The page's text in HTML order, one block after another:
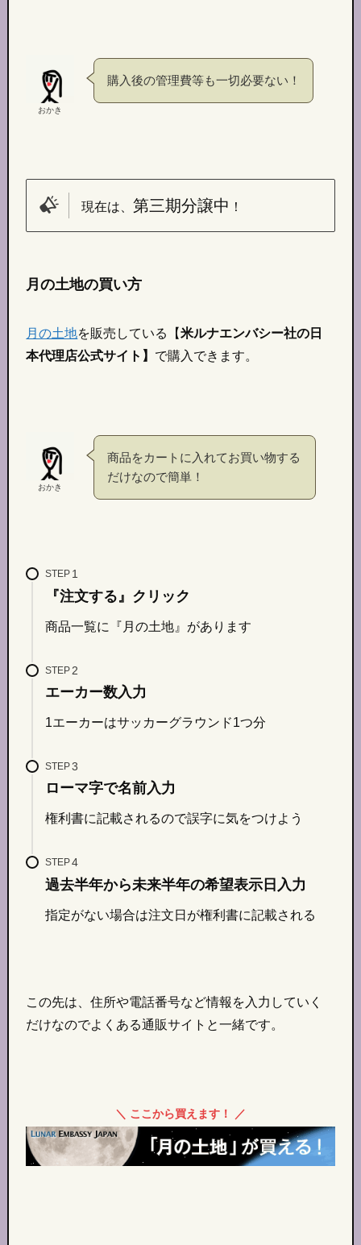
おかき
購入後の管理費等も一切必要ない！
現在は、第三期分譲中 ！
月の土地の買い方
月の土地を販売している【米ルナエンバシー社の日
本代理店公式サイト】 で購入できます。
おかき
商品をカートに入れてお買い物する
だけなので簡単！
STEP
『注文する』クリック
商品一覧に『月の土地』があります
STEP
エーカー数入力
1エーカーはサッカーグラウンド1つ分
STEP
ローマ字で名前入力
権利書に記載されるので誤字に気をつけよう
STEP
過去半年から未来半年の希望表示日入力
指定がない場合は注文日が権利書に記載される
この先は、住所や電話番号など情報を入力していく
だけなのでよくある通販サイトと一緒です。
＼ ここから買えます！ ／